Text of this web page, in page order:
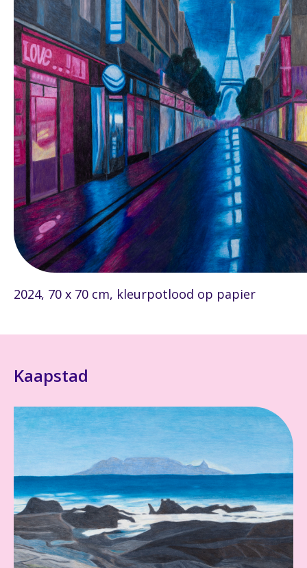
2024, 70 x 70 cm, kleurpotlood op papier
Kaapstad